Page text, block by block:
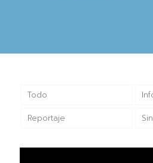
Todo
Reportaje